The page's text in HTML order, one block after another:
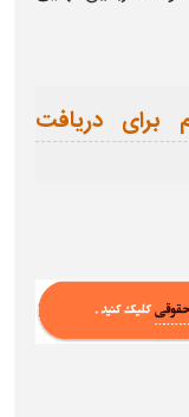
برای دریافت